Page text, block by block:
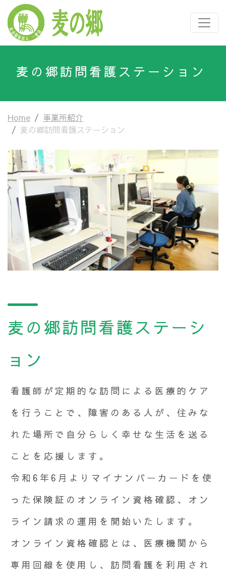
麦の郷訪問看護ステーション
Home
事業所紹介
麦の郷訪問看護ステーション
Previous Next
麦の郷訪問看護ステーシ
ョン
看護師が定期的な訪問による医療的ケア
を行うことで、障害のある人が、住みな
れた場所で自分らしく幸せな生活を送る
ことを応援します。
令和6年6月よりマイナンバーカードを使
った保険証のオンライン資格確認、オン
ライン請求の運用を開始いたします。
オンライン資格確認とは、医療機関から
専用回線を使用し、訪問看護を利用され